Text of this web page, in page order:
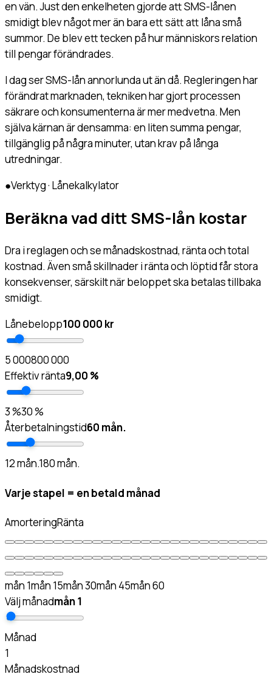
en vän. Just den enkelheten gjorde att SMS-lånen
smidigt blev något mer än bara ett sätt att låna små
summor. De blev ett tecken på hur människors relation
till pengar förändrades.
I dag ser SMS-lån annorlunda ut än då. Regleringen har
förändrat marknaden, tekniken har gjort processen
säkrare och konsumenterna är mer medvetna. Men
själva kärnan är densamma: en liten summa pengar,
tillgänglig på några minuter, utan krav på långa
utredningar.
●Verktyg · Lånekalkylator
Beräkna vad ditt SMS-lån kostar
Dra i reglagen och se månadskostnad, ränta och total
kostnad. Även små skillnader i ränta och löptid får stora
konsekvenser, särskilt när beloppet ska betalas tillbaka
smidigt.
Lånebelopp100 000 kr
5 000800 000
Effektiv ränta9,00 %
3 %30 %
Återbetalningstid60 mån.
12 mån.180 mån.
Varje stapel = en betald månad
AmorteringRänta
mån 1mån 15mån30mån 45mån60
Välj månadmån1
Månad
1
Månadskostnad